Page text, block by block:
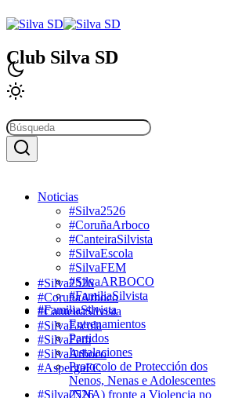
Club Silva SD
Noticias
#Silva2526
#CoruñaArboco
#CanteiraSilvista
#SilvaEscola
#SilvaFEM
#SilvaARBOCO
#FamiliaSilvista
#FamiliaSilvista
Entrenamientos
Partidos
Instalaciones
Protocolo de Protección dos
Nenos, Nenas e Adolescentes
(NNA) fronte a Violencia no
#Silva2526
#CoruñaArboco
#CanteiraSilvista
#SilvaEscola
#SilvaFem
#SilvaArboco
#AspergaFC
#Silva2526